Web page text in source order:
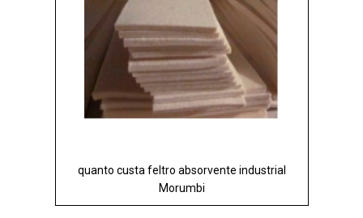
quanto custa feltro absorvente industrial
Morumbi